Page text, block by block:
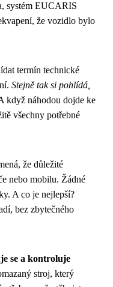
systém EUCARIS
že vozidlo bylo
termín technické
Stejně tak si pohlídá,
když náhodou dojde ke
všechny potřebné
že důležité
nebo mobilu. Žádné
A co je nejlepší?
bez zbytečného
se a kontroluje
stroj, který